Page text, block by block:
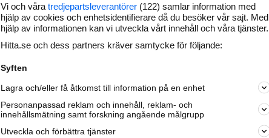
Marknadsför företaget på
nya kunder och
samarbetspartners nära dig.
Läs mer här
Vi och våra tredjepartsleverantörer (122) samlar information med
hjälp av cookies och enhetsidentifierare då du besöker vår sajt. Med
hjälp av informationen kan vi utveckla vårt innehåll och våra tjänster.
Hitta.se och dess partners kräver samtycke för följande:
Syften
Lagra och/eller få åtkomst till information på en enhet
Personanpassad reklam och innehåll, reklam- och
innehållsmätning samt forskning angående målgrupp
Utveckla och förbättra tjänster